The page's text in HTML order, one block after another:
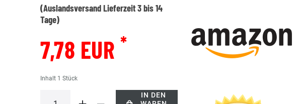
(Auslandsversand Lieferzeit 3 bis 14
Tage)
7,78 EUR *
Inhalt 1Stück
IN DEN